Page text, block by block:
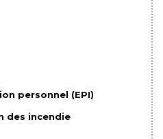
personnel (EPI)
des incendie